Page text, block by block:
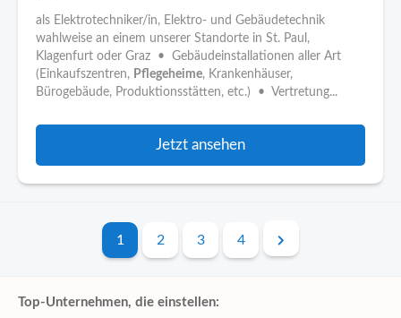
als Elektrotechniker/in, Elektro- und Gebäudetechnik
wahlweise an einem unserer Standorte in St. Paul,
Klagenfurt oder Graz • Gebäudeinstallationen aller Art
(Einkaufszentren, Pflegeheime, Krankenhäuser,
Bürogebäude, Produktionsstätten, etc.) • Vertretung...
Jetzt ansehen
1 2 3 4
Top-Unternehmen, die einstellen: